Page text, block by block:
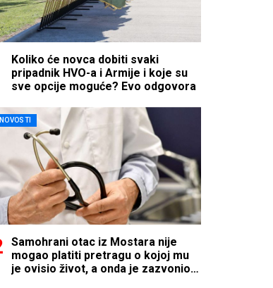
Koliko će novca dobiti svaki
pripadnik HVO-a i Armije i koje su
sve opcije moguće? Evo odgovora
NOVOSTI
Samohrani otac iz Mostara nije
mogao platiti pretragu o kojoj mu
je ovisio život, a onda je zazvonio